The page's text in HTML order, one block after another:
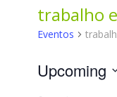
trabalho
Eventos
Upcoming